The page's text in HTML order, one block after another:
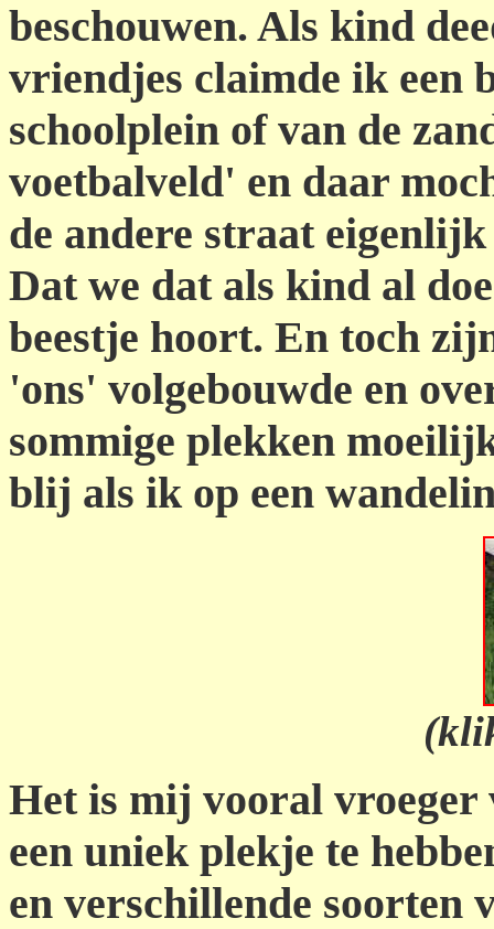
beschouwen. Als kind
vriendjes claimde ik een
schoolplein of van de
voetbalveld' en daar
de andere straat
Dat we dat als kind al
beestje hoort. En toch
'ons' volgebouwde en
sommige plekken
blij als ik op een
Het is mij vooral
een uniek plekje te
en verschillende soorten